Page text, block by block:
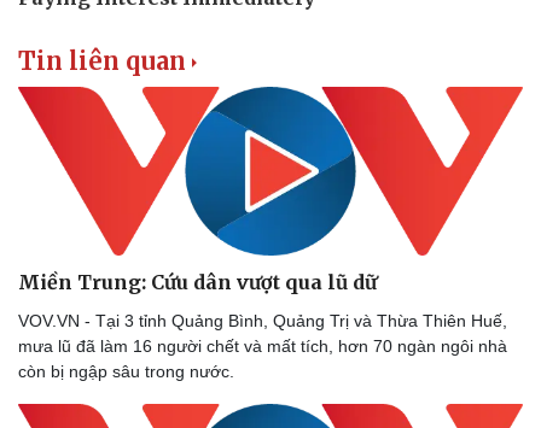
Thể thao
Lịch thi đấu bóng đá
Thế giới thể thao
Hậu trường
Ô tô - Xe máy
Xe máy
Tư vấn
Tin liên quan
Miền Trung: Cứu dân vượt qua lũ dữ
VOV.VN - Tại 3 tỉnh Quảng Bình, Quảng Trị và Thừa Thiên Huế,
mưa lũ đã làm 16 người chết và mất tích, hơn 70 ngàn ngôi nhà
còn bị ngập sâu trong nước.